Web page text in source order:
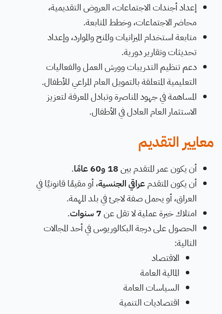
إعداد أجندات الاجتماعات، العروض التقديمية،
محاضر الاجتماعات، وخطط المتابعة.
متابعة استخدام الميزانيات والمنح والموارد، وإعداد
تحديثات وتقارير دورية.
دعم تنظيم التدريبات وورش العمل والفعاليات
التعليمية المتعلقة بالتمويل العام المراعي للأطفال.
المساهمة في جهود المناصرة وتبادل المعرفة لتعزيز
الاستثمار العام العادل في الأطفال.
معايير التقديم
أن يكون عمر المتقدم بين18 و60 عامًا
.
أن يكون المتقدمعراقي الجنسية، أو مقيمًا قانونيًا في
العراق، أو يحمل صفة لاجئ في بلد المهمة.
امتلاك خبرة عملية لا تقل عن7 سنوات
.
الحصول على درجة البكالوريوس في أحد المجالات
التالية:
الاقتصاد
المالية العامة
السياسات العامة
اقتصاديات التنمية